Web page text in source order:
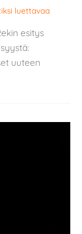
luettavaa
esitys
uuteen